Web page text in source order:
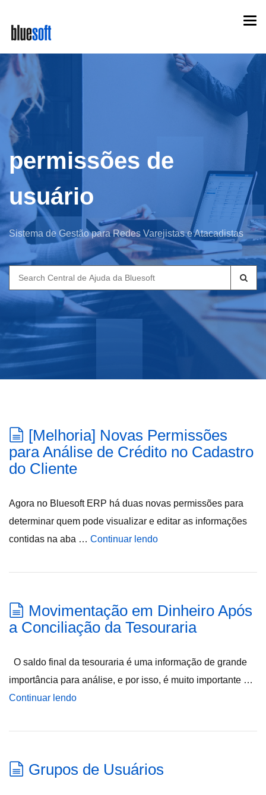
main
content
permissões de
usuário
Sistema de Gestão para Redes Varejistas e Atacadistas
Search
for:
[Melhoria] Novas Permissões
para Análise de Crédito no Cadastro
do Cliente
Agora no Bluesoft ERP há duas novas permissões para
determinar quem pode visualizar e editar as informações
contidas na aba … Continuar lendo
Movimentação em Dinheiro Após
a Conciliação da Tesouraria
O saldo final da tesouraria é uma informação de grande
importância para análise, e por isso, é muito importante …
Continuar lendo
Grupos de Usuários